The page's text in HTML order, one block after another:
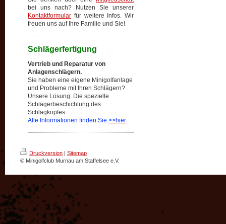
bei uns nach? Nutzen Sie unserer
Kontaktformular für weitere Infos. Wir
freuen uns auf Ihre Familie und Sie!
Schlägerfertigung
Vertrieb und Reparatur von
Anlagenschlägern.
Sie haben eine eigene Minigolfanlage
und Probleme mit Ihren Schlägern?
Unsere Lösung: Die spezielle
Schlägerbeschichtung des
Schlagkopfes.
Alle Informationen finden Sie >>hier.
Druckversion | Sitemap
© Minigolfclub Murnau am Staffelsee e.V.